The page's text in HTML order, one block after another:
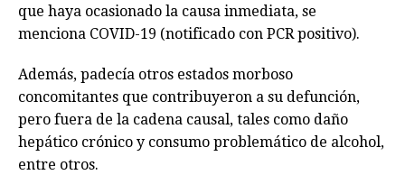
que haya ocasionado la causa inmediata, se
menciona COVID-19 (notificado con PCR positivo).
Además, padecía otros estados morboso
concomitantes que contribuyeron a su defunción,
pero fuera de la cadena causal, tales como daño
hepático crónico y consumo problemático de alcohol,
entre otros.